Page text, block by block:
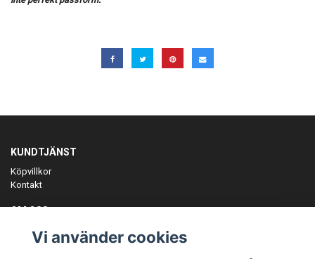
KUNDTJÄNST
Köpvillkor
Kontakt
OM OSS
ANMÄL DIG TILL VÅRT NYHETSBREV
Vi använder cookies